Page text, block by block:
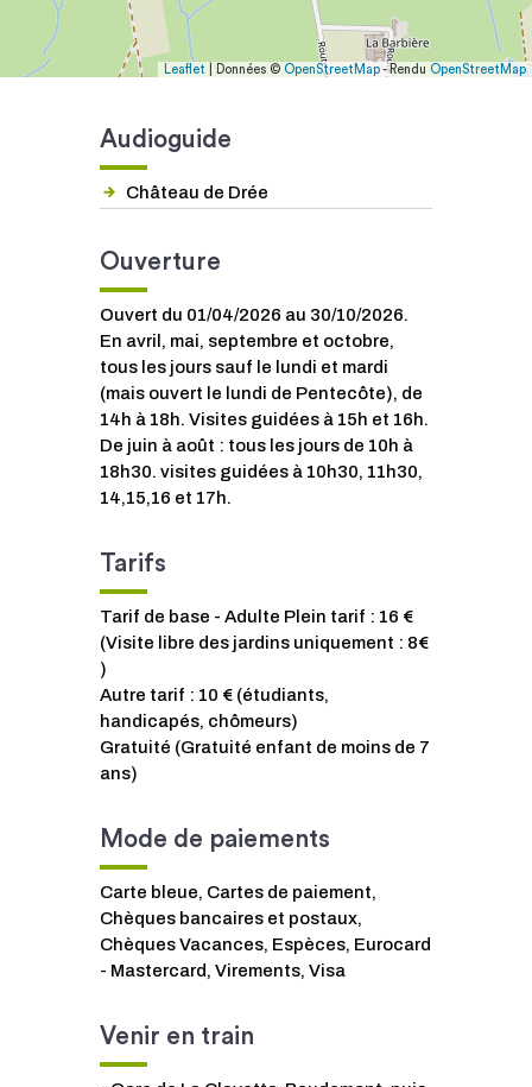
Leaflet | Données © OpenStreetMap- Rendu OpenStreetMap
Audioguide
Château de Drée
Ouverture
Ouvert du 01/04/2026 au 30/10/2026.
En avril, mai, septembre et octobre,
tous les jours sauf le lundi et mardi
(mais ouvert le lundi de Pentecôte), de
14h à 18h. Visites guidées à 15h et 16h.
De juin à août : tous les jours de 10h à
18h30. visites guidées à 10h30, 11h30,
14,15,16 et 17h.
Tarifs
Tarif de base - Adulte Plein tarif : 16 €
(Visite libre des jardins uniquement : 8€
)
Autre tarif : 10 € (étudiants,
handicapés, chômeurs)
Gratuité (Gratuité enfant de moins de 7
ans)
Mode de paiements
Carte bleue, Cartes de paiement,
Chèques bancaires et postaux,
Chèques Vacances, Espèces, Eurocard
- Mastercard, Virements, Visa
Venir en train